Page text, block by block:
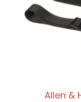
Allen &